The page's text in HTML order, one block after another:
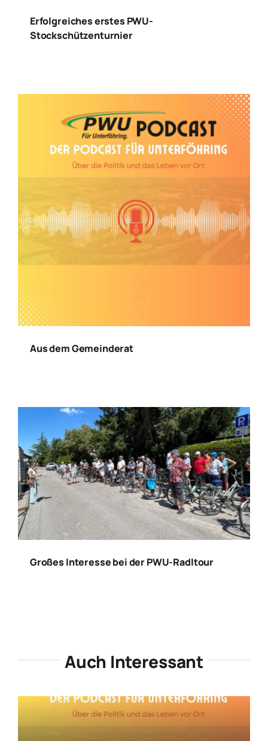
Erfolgreiches erstes PWU-
Stockschützenturnier
Aus dem Gemeinderat
Großes Interesse bei der PWU-Radltour
Auch Interessant